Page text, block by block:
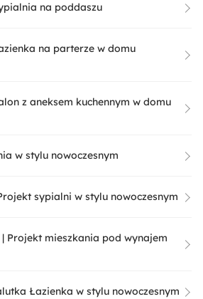
na poddaszu
na parterze w domu
z aneksem kuchennym w domu
w stylu nowoczesnym
sypialni w stylu nowoczesnym
Projekt mieszkania pod wynajem
Łazienka w stylu nowoczesnym